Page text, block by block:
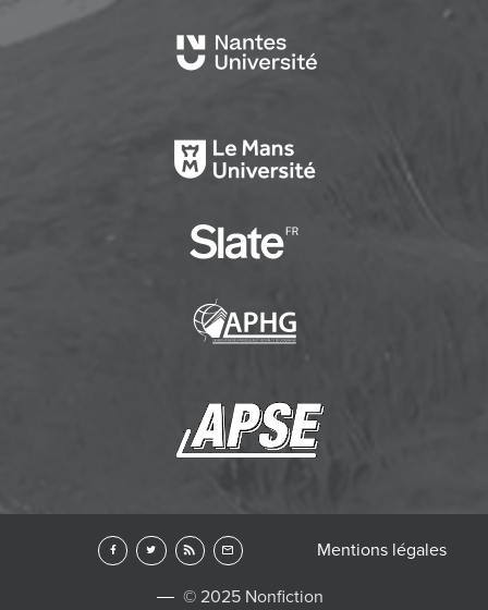
© 2025 Nonfiction
Mentions légales